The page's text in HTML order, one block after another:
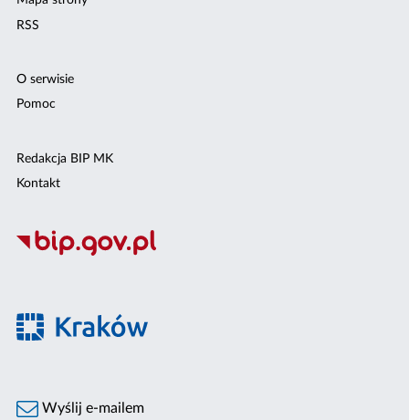
RSS
O serwisie
Pomoc
Redakcja BIP MK
Kontakt
Wyślij e-mailem